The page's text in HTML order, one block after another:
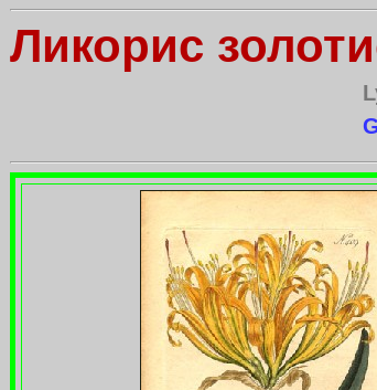
Ликорис